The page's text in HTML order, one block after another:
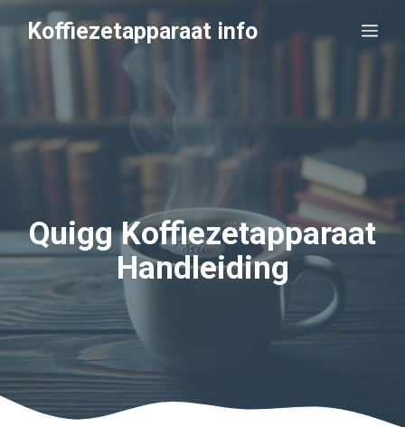
naarKoffiezetapparaat info
Quigg Koffiezetapparaat
Handleiding